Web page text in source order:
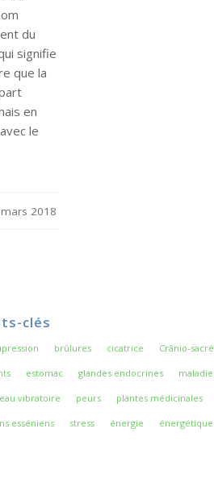
du
signifie
que la
en
le
2018
clés
brûlures cicatrice Crânio-sacré
estomac glandes endocrines maladie
vibratoire peurs plantes médicinales
esséniens stress énergie énergétique